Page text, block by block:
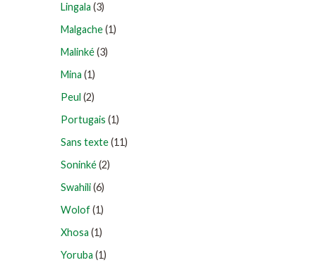
Lingala (3)
Malgache(1)
Malinké(3)
Mina (1)
Peul (2)
Portugais (1)
Sans texte(11)
Soninké(2)
Swahili(6)
Wolof(1)
Xhosa (1)
Yoruba (1)